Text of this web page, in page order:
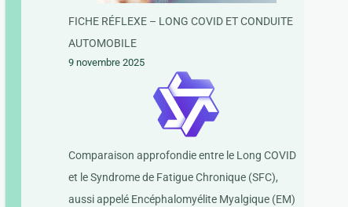
FICHE RÉFLEXE – LONG COVID ET CONDUITE
AUTOMOBILE
9 novembre 2025
Comparaison approfondie entre le Long COVID
et le Syndrome de Fatigue Chronique (SFC),
aussi appelé Encéphalomyélite Myalgique (EM)